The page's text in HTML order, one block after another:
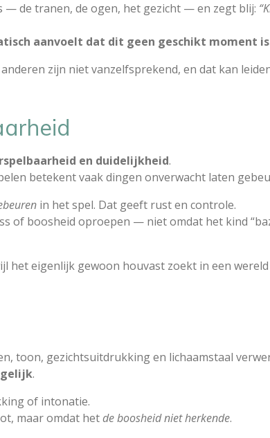
— de tranen, de ogen, het gezicht — en zegt blij:
aanvoelt dat dit geen geschikt moment
zijn niet vanzelfsprekend, en dat kan
en duidelijkheid.
betekent vaak dingen onverwacht laten
in het spel. Dat geeft rust en controle.
of boosheid oproepen — niet omdat het kind
het eigenlijk gewoon houvast zoekt in een wereld
toon, gezichtsuitdrukking en lichaamstaal
.
of intonatie.
maar omdat hetde boosheid niet herkende.